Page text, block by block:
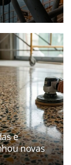
e
novas